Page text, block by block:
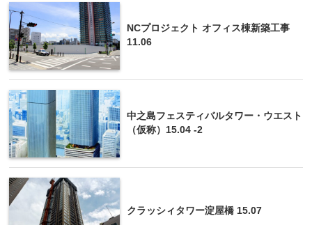
NCプロジェクト オフィス棟新築工事
11.06
中之島フェスティバルタワー・ウエスト
（仮称）15.04 -2
クラッシィタワー淀屋橋 15.07